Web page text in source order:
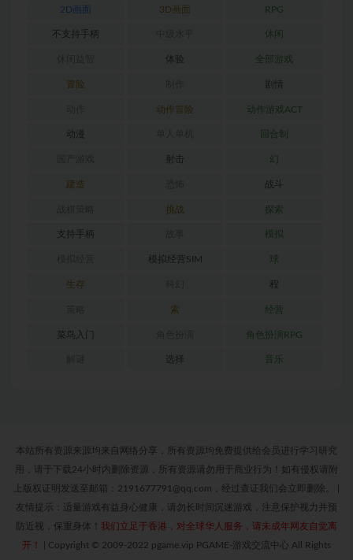
2D画面 3D画面 RPG
不支持手柄 休闲
体验 全部游戏
冒险 剧情
动作冒险 动作游戏ACT
动漫 回合制
射击 幻
建造 战斗
挑战 探索
支持手柄 模拟
模拟经营SIM 球
生存 程
索 经营
菜鸟入门 角色扮演RPG
选择 音乐
本站所有资源来源均来自网络分享，所有资源均免费提供给会员进行学习研究
用，请于下载24小时内删除资源，所有资源请勿用于商业行为！如有侵权请附
上版权证明发送至邮箱：2191677791@qq.com，经过查证我们会立即删除。
友情提示：适量游戏有益身心健康，请勿长时间沉迷游戏，注意保护视力并预
防近视，保重身体！ 我们立足于香港，对全球华人服务，请未成年网友自觉离
开！
Copyright © 2009-2022 pgame.vip PGAME-游戏交流中心 All Rights